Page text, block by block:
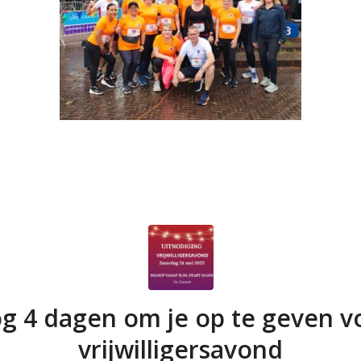
4 dagen om je op te geven
vrijwilligersavond